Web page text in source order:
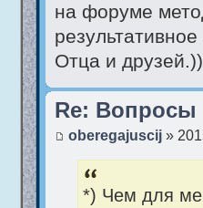
на форуме
Отца и друзей.))
Re: Вопросы
oberegajuscij»
*) Чем для